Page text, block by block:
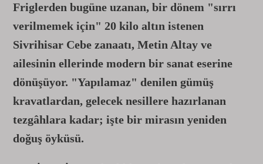
Friglerden bugüne uzanan, bir dönem "sırrı
verilmemek için" 20 kilo altın istenen
Sivrihisar Cebe zanaatı, Metin Altay ve
ailesinin ellerinde modern bir sanat eserine
dönüşüyor. "Yapılamaz" denilen gümüş
kravatlardan, gelecek nesillere hazırlanan
tezgâhlara kadar; işte bir mirasın yeniden
doğuş öyküsü.